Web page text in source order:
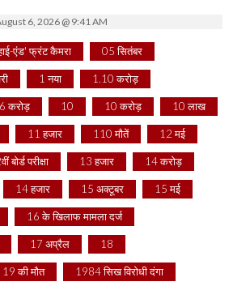
6, 2026 @ 9:41 AM
एंड' फ्रंट कैमरा 05 सितंबर
1 नया 1.10 करोड़
करोड़ 10 10 करोड़ 10 लाख
11 हजार 110 मौतें 12 मई
बोर्ड परीक्षा 13 हजार 14 करोड़
14 हजार 15 अक्टूबर 15 मई
16 के खिलाफ मामला दर्ज
17 अप्रैल 18
19 की मौत 1984 सिख विरोधी दंगा